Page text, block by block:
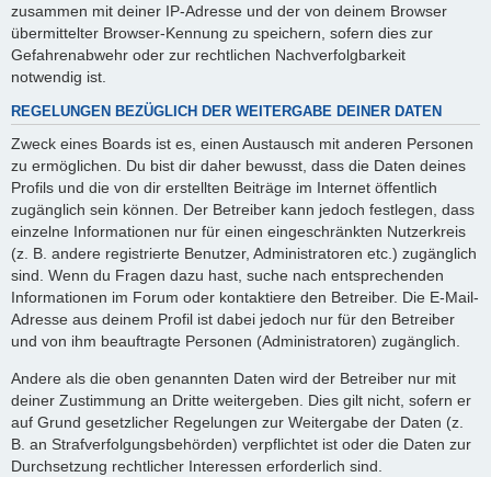
zusammen mit deiner IP-Adresse und der von deinem Browser
übermittelter Browser-Kennung zu speichern, sofern dies zur
Gefahrenabwehr oder zur rechtlichen Nachverfolgbarkeit
notwendig ist.
REGELUNGEN BEZÜGLICH DER WEITERGABE DEINER DATEN
Zweck eines Boards ist es, einen Austausch mit anderen Personen
zu ermöglichen. Du bist dir daher bewusst, dass die Daten deines
Profils und die von dir erstellten Beiträge im Internet öffentlich
zugänglich sein können. Der Betreiber kann jedoch festlegen, dass
einzelne Informationen nur für einen eingeschränkten Nutzerkreis
(z. B. andere registrierte Benutzer, Administratoren etc.) zugänglich
sind. Wenn du Fragen dazu hast, suche nach entsprechenden
Informationen im Forum oder kontaktiere den Betreiber. Die E-Mail-
Adresse aus deinem Profil ist dabei jedoch nur für den Betreiber
und von ihm beauftragte Personen (Administratoren) zugänglich.
Andere als die oben genannten Daten wird der Betreiber nur mit
deiner Zustimmung an Dritte weitergeben. Dies gilt nicht, sofern er
auf Grund gesetzlicher Regelungen zur Weitergabe der Daten (z.
B. an Strafverfolgungsbehörden) verpflichtet ist oder die Daten zur
Durchsetzung rechtlicher Interessen erforderlich sind.